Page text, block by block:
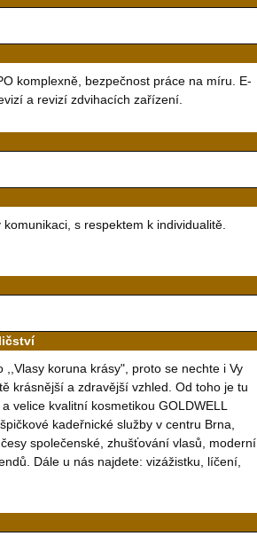
komplexně, bezpečnost práce na míru. E-
a revizí zdvihacích zařízení.
s respektem k individualitě.
koruna krásy", proto se nechte i Vy
krásnější a zdravější vzhled. Od toho je tu
velice kvalitní kosmetikou GOLDWELL
kadeřnické služby v centru Brna,
společenské, zhušťování vlasů, moderní
Dále u nás najdete: vizážistku, líčení,